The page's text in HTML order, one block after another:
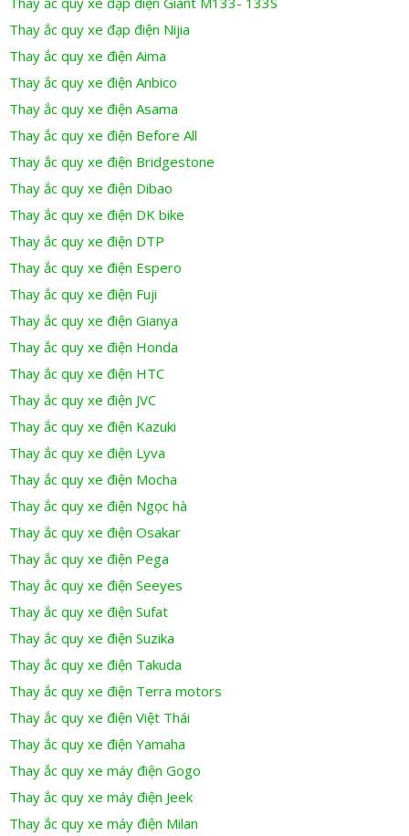
Thay ắc quy xe đạp điện Nijia
Thay ắc quy xe điện Aima
Thay ắc quy xe điện Anbico
Thay ắc quy xe điện Asama
Thay ắc quy xe điện Before All
Thay ắc quy xe điện Bridgestone
Thay ắc quy xe điện Dibao
Thay ắc quy xe điện DK bike
Thay ắc quy xe điện DTP
Thay ắc quy xe điện Espero
Thay ắc quy xe điện Fuji
Thay ắc quy xe điện Gianya
Thay ắc quy xe điện Honda
Thay ắc quy xe điện HTC
Thay ắc quy xe điện JVC
Thay ắc quy xe điện Kazuki
Thay ắc quy xe điện Lyva
Thay ắc quy xe điện Mocha
Thay ắc quy xe điện Ngọc hà
Thay ắc quy xe điện Osakar
Thay ắc quy xe điện Pega
Thay ắc quy xe điện Seeyes
Thay ắc quy xe điện Sufat
Thay ắc quy xe điện Suzika
Thay ắc quy xe điện Takuda
Thay ắc quy xe điện Terra motors
Thay ắc quy xe điện Việt Thái
Thay ắc quy xe điện Yamaha
Thay ắc quy xe máy điện Gogo
Thay ắc quy xe máy điện Jeek
Thay ắc quy xe máy điện Milan